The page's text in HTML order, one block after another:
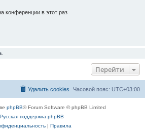
конференции в этот раз
Перейти
Часовой пояс: UTC+03:00
Удалить cookies
phpBB® Forum Software © phpBB Limited
Русская поддержка phpBB
| Правила